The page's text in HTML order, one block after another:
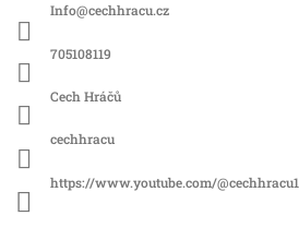
Info@cechhracu.cz
705108119
Cech Hráčů
cechhracu
https://www.youtube.com/@cechhracu1